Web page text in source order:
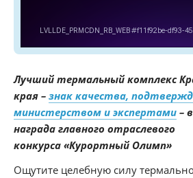
Лучший термальный комплекс
края – знак качества,
министерством и экспертами –
награда главного отраслевого
конкурса «Курортный Олимп»
Ощутите целебную силу